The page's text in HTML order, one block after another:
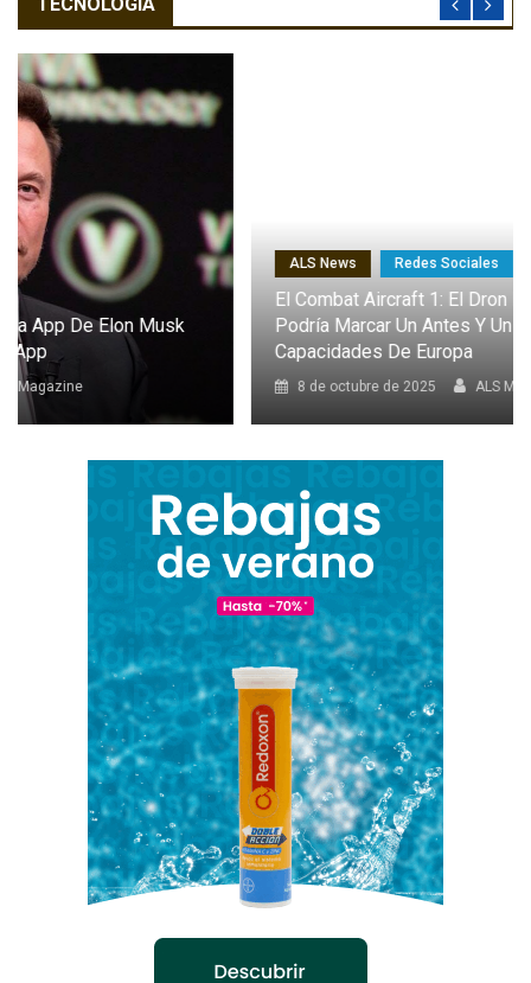
ALS News Redes Sociales
El Combat Aircraft 1: El Dron Furtivo Con IA Que
Podría Marcar Un Antes Y Un Después En Las
Capacidades De Europa
8 de octubre de 2025 ALS Magazine